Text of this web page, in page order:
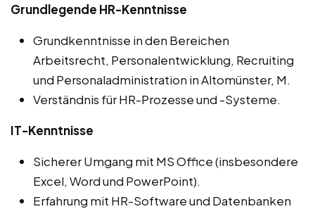
Grundlegende HR-Kenntnisse
Grundkenntnisse in den Bereichen
Arbeitsrecht, Personalentwicklung, Recruiting
und Personaladministration in Altomünster, M.
Verständnis für HR-Prozesse und -Systeme.
IT-Kenntnisse
Sicherer Umgang mit MS Office (insbesondere
Excel, Word und PowerPoint).
Erfahrung mit HR-Software und Datenbanken